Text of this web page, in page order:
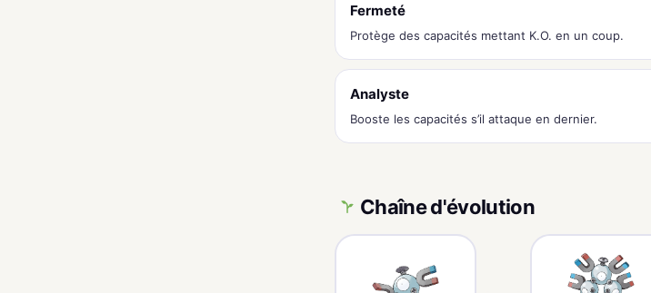
Fermeté
Protège des capacités mettant K.O. en un coup.
Analyste
Booste les capacités s’il attaque en dernier.
Chaîne d'évolution